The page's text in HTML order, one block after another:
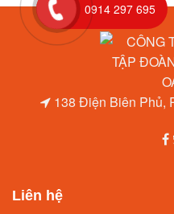
138 Điện Biên Phủ,
Liên hệ
0914 297 695